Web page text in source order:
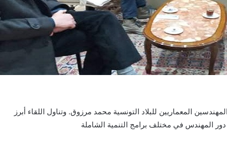
المعماريين للبلاد التونسية محمد مرزوق. وتناول اللقاء أبرز
المهندس في مختلف برامج التنمية الشاملة